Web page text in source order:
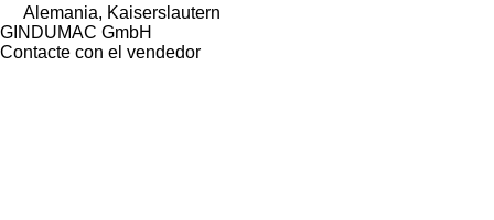
Alemania, Kaiserslautern
GINDUMAC GmbH
Contacte con el vendedor